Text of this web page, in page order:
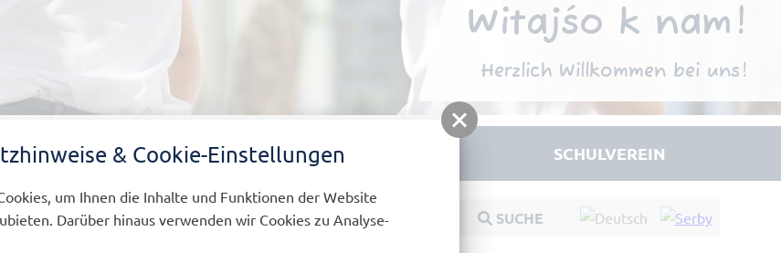
Witajśo k nam!
Herzlich Willkommen bei uns!
SCHÜLER WERDEN SCHULVEREIN
SUCHE
& Cookie-Einstellungen
um Ihnen die Inhalte und Funktionen der Website
Darüber hinaus verwenden wir Cookies zu Analyse-